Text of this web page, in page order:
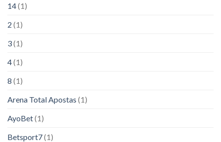
14(1)
2 (1)
3(1)
4(1)
8 (1)
Arena Total Apostas (1)
AyoBet(1)
Betsport7(1)